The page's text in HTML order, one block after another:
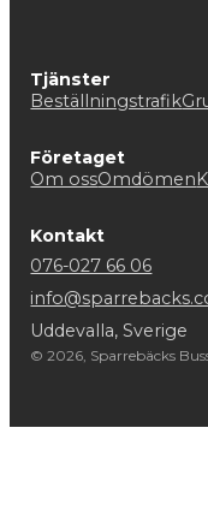
Tjänster
Beställningstrafik
Företaget
Om ossOmdömen
Kontakt
076-027 66 06
Uddevalla, Sverige
© 2026, Sparrebäcks